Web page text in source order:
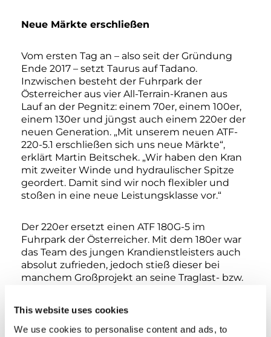
This website uses cookies
We use cookies to personalise content and ads, to
Neue Märkte erschließen
Vom ersten Tag an – also seit der Gründung
Ende 2017 – setzt Taurus auf Tadano.
Inzwischen besteht der Fuhrpark der
Österreicher aus vier All-Terrain-Kranen aus
Lauf an der Pegnitz: einem 70er, einem 100er,
einem 130er und jüngst auch einem 220er der
neuen Generation. „Mit unserem neuen ATF-
220-5.1 erschließen sich uns neue Märkte“,
erklärt Martin Beitschek. „Wir haben den Kran
mit zweiter Winde und hydraulischer Spitze
geordert. Damit sind wir noch flexibler und
stoßen in eine neue Leistungsklasse vor.“
Der 220er ersetzt einen ATF 180G-5 im
Fuhrpark der Österreicher. Mit dem 180er war
das Team des jungen Krandienstleisters auch
absolut zufrieden, jedoch stieß dieser bei
manchem Großprojekt an seine Traglast- bzw.
ermöglicht, seinen Kunden weitere
Dienstleistungen anzubieten.